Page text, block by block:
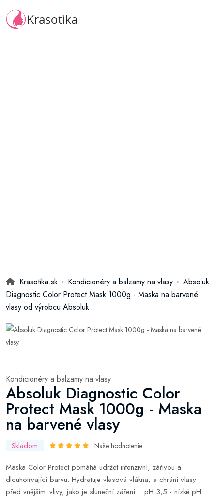
Krasotika.sk Kondicionéry a balzamy na vlasy
Absoluk
Diagnostic Color Protect Mask 1000g - Maska na barvené
vlasy od výrobcu Absoluk
Kondicionéry a balzamy na vlasy
Absoluk Diagnostic Color
Protect Mask 1000g - Maska
na barvené vlasy
Skladom Naše hodnotenie
Maska Color Protect pomáhá udržet intenzivní, zářivou a
dlouhotrvající barvu. Hydratuje vlasová vlákna, a chrání vlasy
před vnějšími vlivy, jako je sluneční záření. pH 3,5 - nízké pH